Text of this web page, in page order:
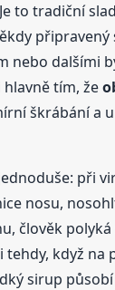
to tradiční
připravený
nebo dalšími
hlavně tím, že
škrábání a
při
nosu,
člověk
tehdy, když na
sirup